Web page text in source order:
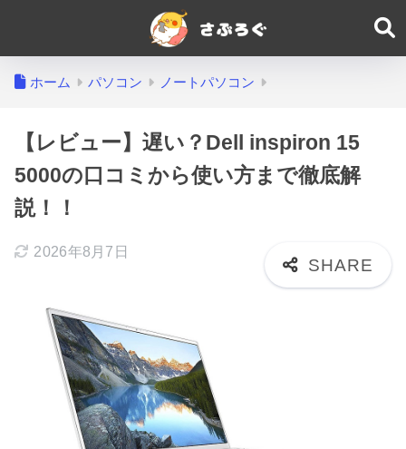
ホーム パソコン ノートパソコン
【レビュー】遅い？Dell inspiron 15
5000の口コミから使い方まで徹底解
説！！
2026年8月7日